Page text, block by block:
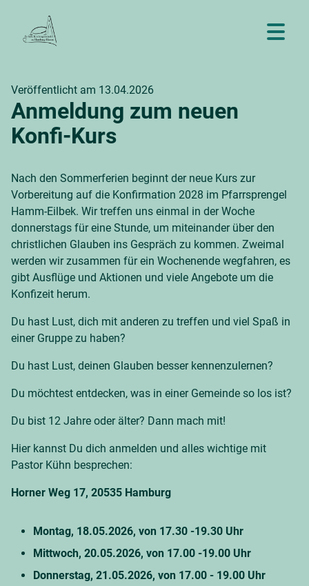
Veröffentlicht am 13.04.2026
Anmeldung zum neuen
Konfi-Kurs
Nach den Sommerferien beginnt der neue Kurs zur
Vorbereitung auf die Konfirmation 2028 im Pfarrsprengel
Hamm-Eilbek. Wir treffen uns einmal in der Woche
donnerstags für eine Stunde, um miteinander über den
christlichen Glauben ins Gespräch zu kommen. Zweimal
werden wir zusammen für ein Wochenende wegfahren, es
gibt Ausflüge und Aktionen und viele Angebote um die
Konfizeit herum.
Du hast Lust, dich mit anderen zu treffen und viel Spaß in
einer Gruppe zu haben?
Du hast Lust, deinen Glauben besser kennenzulernen?
Du möchtest entdecken, was in einer Gemeinde so los ist?
Du bist 12 Jahre oder älter? Dann mach mit!
Hier kannst Du dich anmelden und alles wichtige mit
Pastor Kühn besprechen:
Horner Weg 17, 20535 Hamburg
Montag, 18.05.2026, von 17.30 -19.30 Uhr
Mittwoch, 20.05.2026, von 17.00 -19.00 Uhr
Donnerstag, 21.05.2026, von 17.00 - 19.00 Uhr